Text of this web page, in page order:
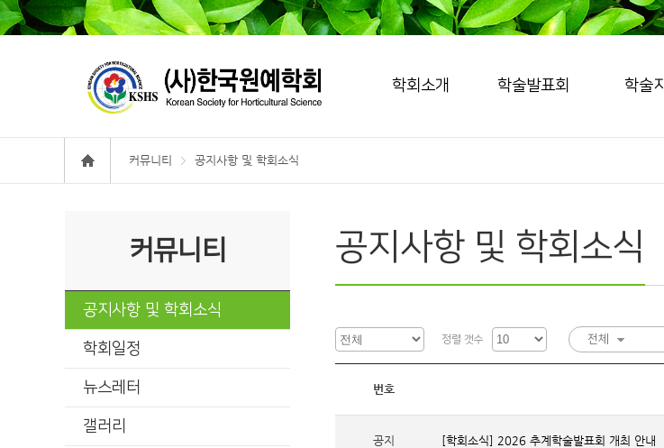
학회소개 학술발표회 학술지
커뮤니티 공지사항 및 학회소식
커뮤니티
공지사항 및 학회소식
학회일정
뉴스레터
갤러리
공지사항 및 학회소식
정렬 갯수 전체
번호
공지 [학회소식] 2026 추계학술발표회 개최 안내